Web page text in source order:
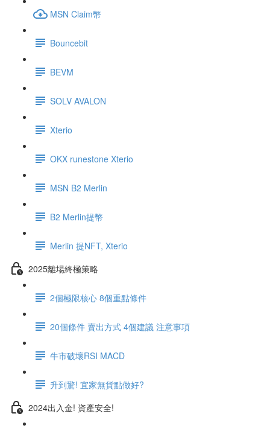
MSN Claim幣
Bouncebit
BEVM
SOLV AVALON
Xterio
OKX runestone Xterio
MSN B2 Merlin
B2 Merlin提幣
Merlin 提NFT, Xterio
2025離場終極策略
2個極限核心 8個重點條件
20個條件 賣出方式 4個建議 注意事項
牛市破壞RSI MACD
升到驚! 宜家無貨點做好?
2024出入金! 資產安全!